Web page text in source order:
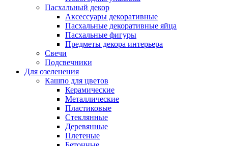
Пасхальный декор
Аксессуары декоративные
Пасхальные декоративные яйца
Пасхальные фигуры
Предметы декора интерьера
Свечи
Подсвечники
Для озеленения
Кашпо для цветов
Керамические
Металлические
Пластиковые
Стеклянные
Деревянные
Плетеные